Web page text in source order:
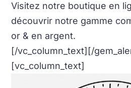
Visitez notre boutique en
découvrir notre gamme
or & en argent.
[/vc_column_text][/
[vc_column_text]